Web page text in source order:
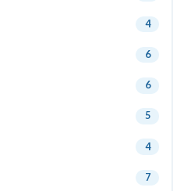
4
6
6
5
4
7